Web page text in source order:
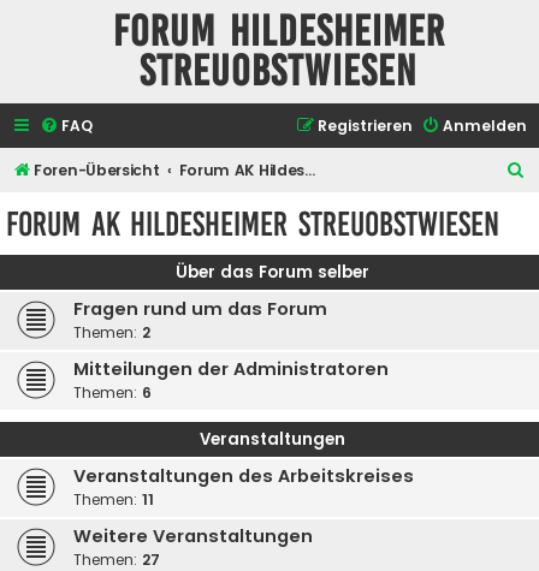
Forum Hildesheimer
Streuobstwiesen
FAQ Anmelden
Registrieren
Foren-Übersicht Forum AK Hildesheimer Streuobstwiesen
e
Forum AK Hildesheimer Streuobstwiesen
Über das Forum selber
Fragen rund um das Forum
Themen: 2
Mitteilungen der Administratoren
Themen: 6
Veranstaltungen
Veranstaltungen des Arbeitskreises
Themen: 11
Weitere Veranstaltungen
Themen: 27